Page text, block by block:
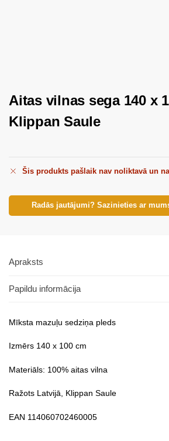
Aitas vilnas sega 140 x
Klippan Saule
Šis produkts pašlaik nav noliktavā un
Radās jautājumi? Sazinieties ar
Apraksts
Papildu informācija
Mīksta mazuļu sedziņa pleds
Izmērs 140 x 100 cm
Materiāls: 100% aitas vilna
Ražots Latvijā, Klippan Saule
EAN 114060702460005